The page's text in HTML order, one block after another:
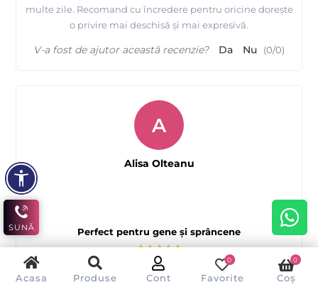
Acasa Produse Cont Favorite
0
Coș
0
multe zile. Recomand cu încredere pentru oricine dorește
o privire mai deschisă și mai expresivă.
V-a fost de ajutor această recenzie? Da Nu (0/0)
Perfect pentru gene și sprâncene
Folosesc RefectoCil de câteva luni și sunt foarte mulțumită
A
Alisa Olteanu
SUNĂ